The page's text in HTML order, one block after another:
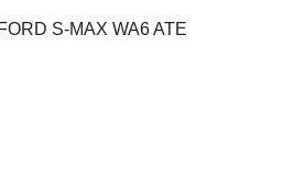
S-MAX WA6 ATE